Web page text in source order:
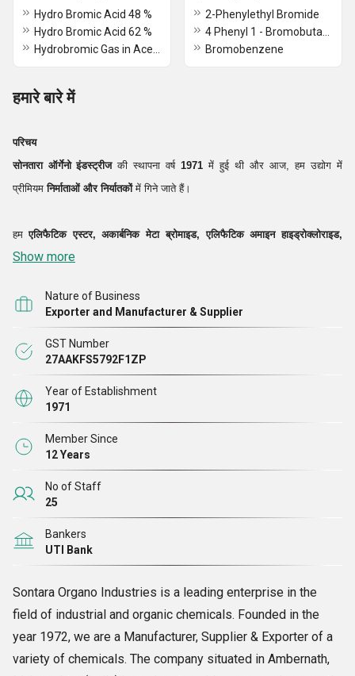
Hydro Bromic Acid 48 %
Hydro Bromic Acid 62 %
2-Phenylethyl Bromide
Bromobenzene
हमारे बारे में
परिचय
सोनतारा ऑर्गेनो इंडस्ट्रीजकी स्थापना वर्ष 1971 में हुई थी और आज, हम उद्योग में
प्रीमियमनिर्माताओं और निर्यातकोंमें गिने जाते हैं।
हमएलिफैटिक एस्टर, अकार्बनिक मेटा ब्रोमाइड, एलिफैटिक अमाइन हाइड्रोक्लोराइड,
अकार्बनिक ब्रोमाइड, एरोमैटिक ब्रोमाइड, लिथियम कम्पाउंड, ऑर्गेनिक ब्रोमाइड, एरोमैटिक
करते हैं। हम 1bromo 3 क्लोरोप्रोपेन और 3-डाइमिथाइल एमिनो-1-प्रोपाइलक्लोराइड
हाइड्रोक्लोराइड के पहले भारतीय वाणिज्यिक उत्पादक भी हैं।
हमारे बारे में
सोनतारा ऑर्गेनो इंडस्ट्रीजऔद्योगिक और जैविक रसायनों के क्षेत्र में एक अग्रणी उद्यम है।
हैं। अम्बरनाथ, महाराष्ट्र (भारत) स्थित साझेदारी कंपनी में स्थित कंपनी का प्रबंधन वर्तमान
1-ब्रोमो-3-क्लोरोप्रोपेन, 1-पेंटाइल ब्रोमाइड, 11-ब्रोमोंडेकोनिक एसिड, 4-ब्रोमो
सुनिश्चित करते हैं कि सभी गतिविधियाँ व्यवस्थित और सर्वोत्तम संभव तरीके से की जाएं।
Show more
Nature of Business
Exporter and Manufacturer & Supplier
GST Number
27AAKFS5792F1ZP
Year of Establishment
1971
Member Since
12 Years
No of Staff
25
Bankers
UTI Bank
Sontara Organo Industries is a leading enterprise in the
field of industrial and organic chemicals. Founded in the
year 1972, we are a Manufacturer, Supplier & Exporter of a
variety of chemicals. The company situated in Ambernath,